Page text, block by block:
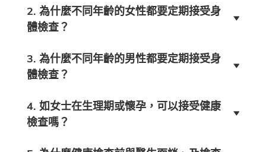
2. 為什麼不同年齡的女性都要定期接受身
體檢查？
3. 為什麼不同年齡的男性都要定期接受身
體檢查？
4. 如女士在生理期或懷孕，可以接受健康
檢查嗎？